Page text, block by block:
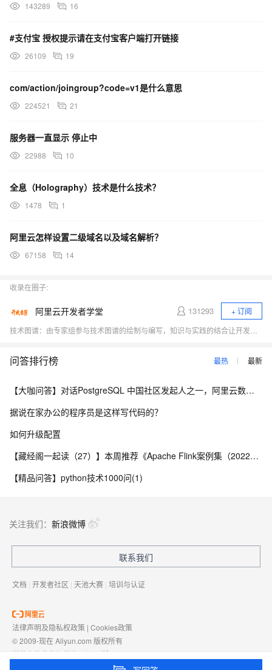
143289 16
#支付宝 授权提示请在支付宝客户端打开链接
26109 19
com/action/joingroup?code=v1是什么意思
224521 21
服务器一直显示 停止中
22988 10
全息（Holography）技术是什么技术？
1478 1
阿里云怎样设置二级域名以及域名解析？
67158 14
收录在圈子:
阿里云开发者学堂 131293
+ 订阅
问答排行榜 最热 最新
【大咖问答】对话PostgreSQL 中国社区发起人之一，阿里云数据库高级专家 德哥
据说在家办公的程序员是这样写代码的？
如何升级配置
【藏经阁一起读（27）】本周推荐《Apache Flink案例集（2022版）》，你有哪些心得？
【精品问答】python技术1000问(1)
关注我们： 新浪微博
联系我们
文档 | 开发者社区 | 天池大赛 | 培训与认证
法律声明及隐私权政策 | Cookies政策
© 2009-现在 Aliyun.com 版权所有
增值电信业务经营许可证： 浙B2-20080101
浙D3-20210002